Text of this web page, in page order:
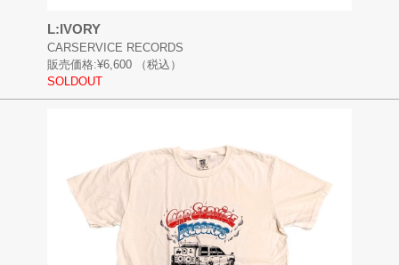
L:IVORY
CARSERVICE RECORDS
販売価格:¥6,600
（税込）
SOLDOUT